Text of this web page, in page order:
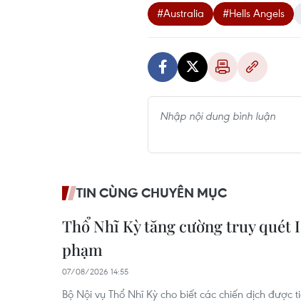
#Australia #Hells Angels
TIN CÙNG CHUYÊN MỤC
Thổ Nhĩ Kỳ tăng cường truy quét
phạm
07/08/2026 14:55
Bộ Nội vụ Thổ Nhĩ Kỳ cho biết các chiến dịch